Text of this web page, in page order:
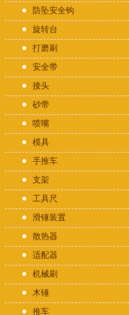
防坠安全钩
旋转台
打磨刷
安全带
接头
砂带
喷嘴
模具
手推车
支架
工具尺
滑锤装置
散热器
适配器
机械刷
木锤
推车